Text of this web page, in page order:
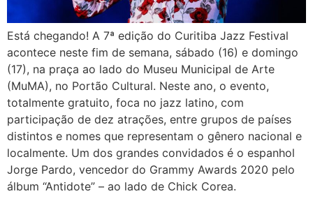
Está chegando! A 7ª edição do Curitiba Jazz Festival
acontece neste fim de semana, sábado (16) e domingo
(17), na praça ao lado do Museu Municipal de Arte
(MuMA), no Portão Cultural. Neste ano, o evento,
totalmente gratuito, foca no jazz latino, com
participação de dez atrações, entre grupos de países
distintos e nomes que representam o gênero nacional e
localmente. Um dos grandes convidados é o espanhol
Jorge Pardo, vencedor do Grammy Awards 2020 pelo
álbum “Antidote” – ao lado de Chick Corea.